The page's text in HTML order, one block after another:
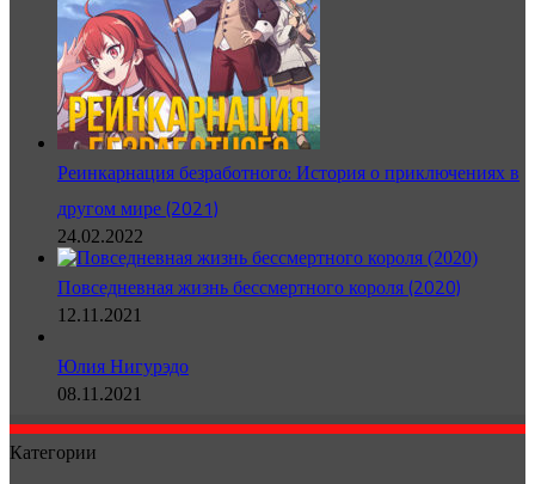
Реинкарнация безработного: История о приключениях в
другом мире (2021)
24.02.2022
Повседневная жизнь бессмертного короля (2020)
12.11.2021
Юлия Нигурэдо
08.11.2021
Категории